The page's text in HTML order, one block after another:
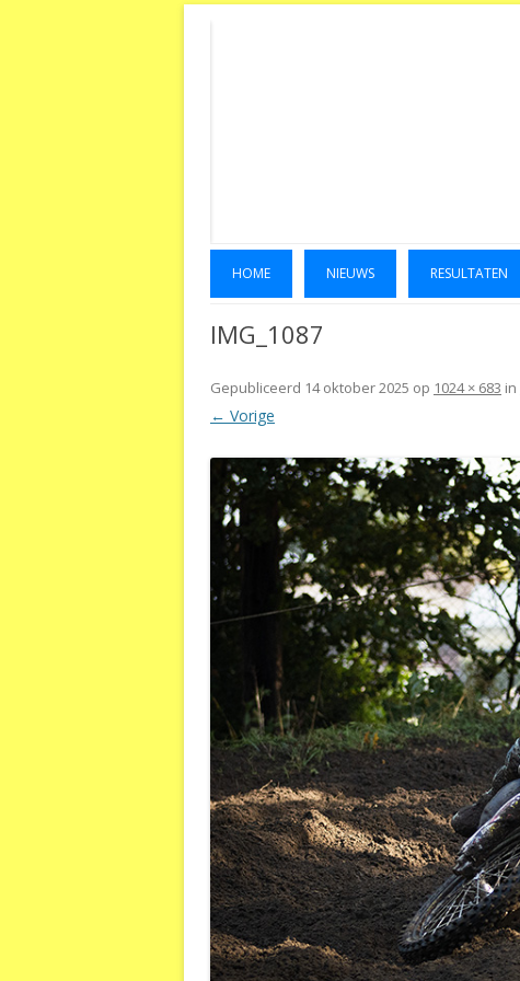
HOME NIEUWS RESULTATEN
IMG_1087
Gepubliceerd 14 oktober 2025 op 1024 × 683 in
← Vorige